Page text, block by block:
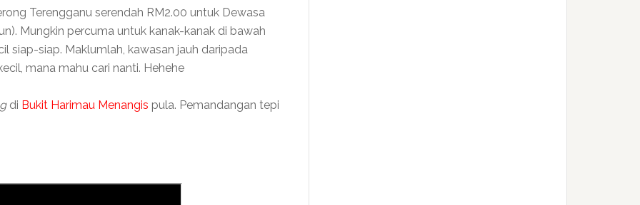
Terengganu serendah RM2.00 untuk Dewasa
Mungkin percuma untuk kanak-kanak di bawah
siap-siap. Maklumlah, kawasan jauh daripada
mana mahu cari nanti. Hehehe
di Bukit Harimau Menangis pula. Pemandangan tepi